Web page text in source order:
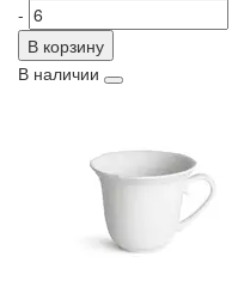
-
В корзину
В наличии